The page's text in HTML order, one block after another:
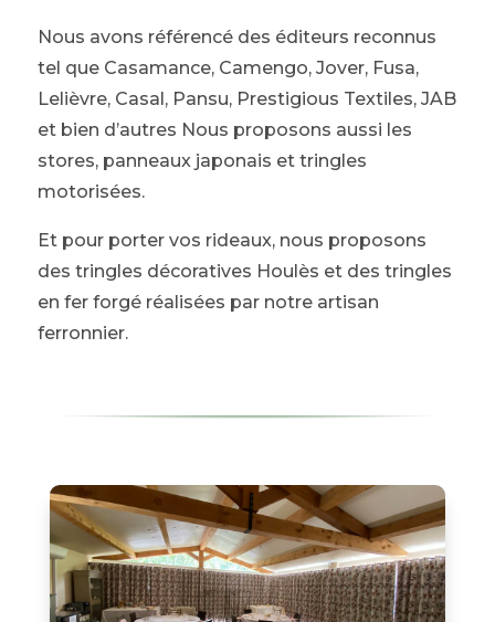
Nous avons référencé des éditeurs reconnus
tel que Casamance, Camengo, Jover, Fusa,
Lelièvre, Casal, Pansu, Prestigious Textiles, JAB
et bien d’autres Nous proposons aussi les
stores, panneaux japonais et tringles
motorisées.
Et pour porter vos rideaux, nous proposons
des tringles décoratives Houlès et des tringles
en fer forgé réalisées par notre artisan
ferronnier.